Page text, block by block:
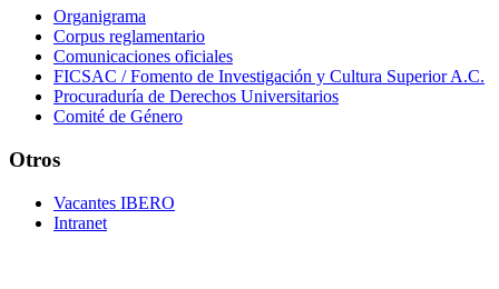
Organigrama
Corpus reglamentario
Comunicaciones oficiales
FICSAC / Fomento de Investigación y Cultura Superior A.C.
Procuraduría de Derechos Universitarios
Comité de Género
Otros
Vacantes IBERO
Intranet